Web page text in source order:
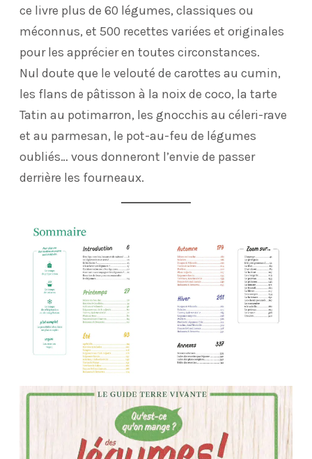
ce livre plus de 60 légumes, classiques ou
méconnus, et 500 recettes variées et originales
pour les apprécier en toutes circonstances.
Nul doute que le velouté de carottes au cumin,
les flans de pâtisson à la noix de coco, la tarte
Tatin au potimarron, les gnocchis au céleri-rave
et au parmesan, le pot-au-feu de légumes
oubliés… vous donneront l’envie de passer
derrière les fourneaux.